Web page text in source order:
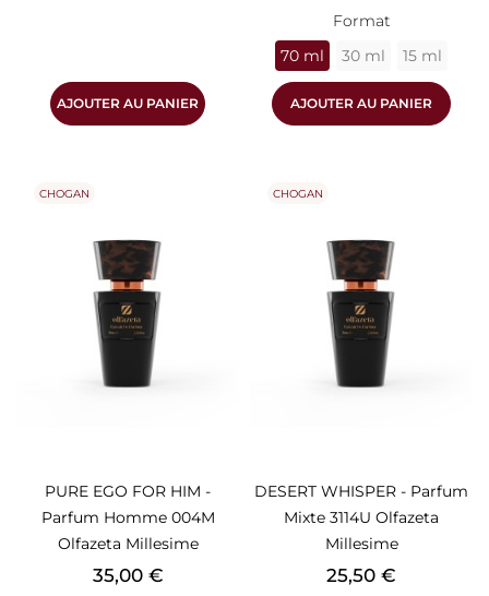
AJOUTER AU PANIER
Format
70 ml
30 ml 15 ml
AJOUTER AU PANIER
PURE EGO FOR HIM -
Parfum Homme 004M
Olfazeta Millesime
Prix
35,00 €
CHOGAN
DESERT WHISPER - Parfum
Mixte 3114U Olfazeta
Millesime
Prix
25,50 €
CHOGAN